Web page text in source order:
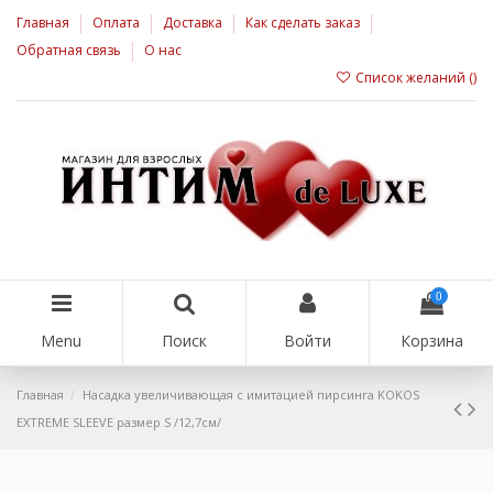
Главная Оплата Доставка
Как сделать заказ
Обратная связь
О нас
Список желаний ()
Menu Поиск Войти
0
Корзина
Главная
Насадка увеличивающая с имитацией пирсинга KOKOS
EXTREME SLEEVE размер S /12,7см/